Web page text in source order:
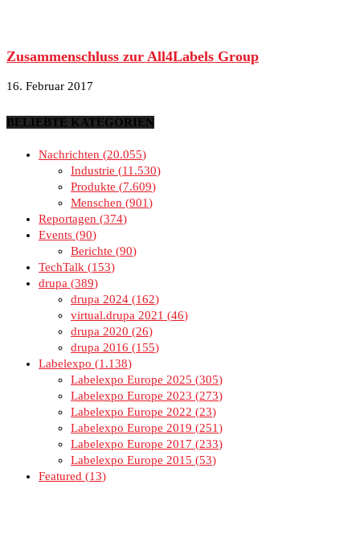
Zusammenschluss zur All4Labels Group
16. Februar 2017
BELIEBTE KATEGORIEN
Nachrichten
20.055
Industrie
11.530
Produkte
7.609
Menschen
901
Reportagen
374
Events 90
Berichte
90
TechTalk
153
drupa 389
drupa 2024
162
virtual.drupa 2021
46
drupa 2020
26
drupa 2016
155
Labelexpo
1.138
Labelexpo Europe 2025
305
Labelexpo Europe 2023
273
Labelexpo Europe 2022
23
Labelexpo Europe 2019
251
Labelexpo Europe 2017
233
Labelexpo Europe 2015
53
Featured
13